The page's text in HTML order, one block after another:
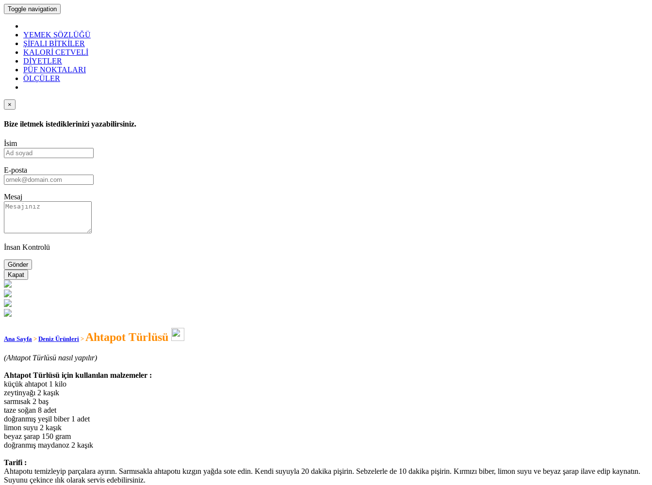
Toggle navigation
YEMEK SÖZLÜĞÜ
ŞİFALI BİTKİLER
KALORİ CETVELİ
DİYETLER
PÜF NOKTALARI
ÖLÇÜLER
×
Bize iletmek istediklerinizi yazabilirsiniz.
İsim
E-posta
Mesaj
İnsan Kontrolü
Kapat
Ana Sayfa > Deniz Ürünleri > Ahtapot Türlüsü
(Ahtapot Türlüsü nasıl yapılır)
Ahtapot Türlüsü için kullanılan malzemeler :
küçük ahtapot 1 kilo
zeytinyağı 2 kaşık
sarmısak 2 baş
taze soğan 8 adet
doğranmış yeşil biber 1 adet
limon suyu 2 kaşık
beyaz şarap 150 gram
doğranmış maydanoz 2 kaşık
Tarifi :
Ahtapotu temizleyip parçalara ayırın. Sarmısakla ahtapotu kızgın yağda sote edin. Kendi suyuyla 20 dakika pişirin. Sebzelerle de 10 dakika pişirin. Kırmızı biber, limon suyu ve beyaz şarap ilave edip kaynatın.
Suyunu çekince ılık olarak servis edebilirsiniz.